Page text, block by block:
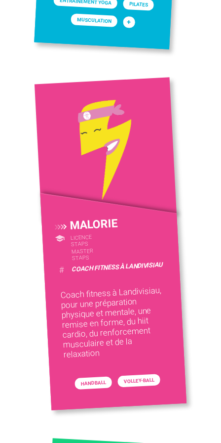
PILATES
MUSCULATION +
MALORIE
LICENCE
STAPS
MASTER
STAPS
# COACH FITNESS À LANDIVISIAU
Coach fitness à Landivisiau,
pour une préparation
physique et mentale, une
remise en forme, du hiit
cardio, du renforcement
musculaire et de la
relaxation
HANDBALL VOLLEY-BALL